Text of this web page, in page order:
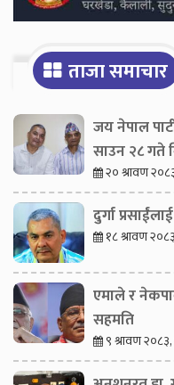
ताजा समाचार
जय नेपाल
साउन २८ गते
२० श्रावण
दुर्गा
१८ श्रावण
एमाले र
सहमति
९ श्रावण